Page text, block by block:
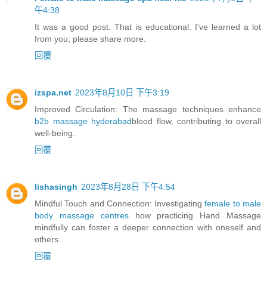
午4:38
It was a good post. That is educational. I've learned a lot
from you; please share more.
回覆
izspa.net 2023年8月10日 下午3:19
Improved Circulation: The massage techniques enhance
b2b massage hyderabadblood flow, contributing to overall
well-being.
回覆
lishasingh 2023年8月28日 下午4:54
Mindful Touch and Connection: Investigatingfemale to male
body massage centreshow practicing Hand Massage
mindfully can foster a deeper connection with oneself and
others.
回覆